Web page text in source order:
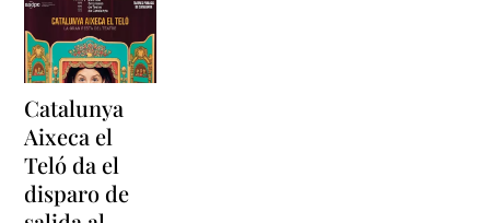
Catalunya
Aixeca el
Teló da el
disparo de